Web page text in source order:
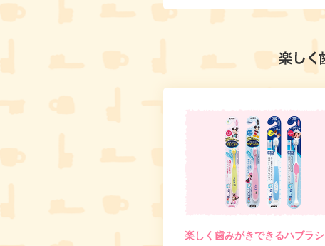
楽しく歯みがきできるハブラシ